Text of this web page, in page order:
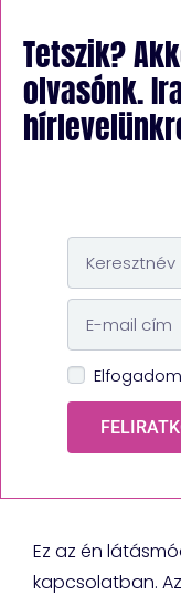
Tetszik?
olvasónk.
Ez az én
kapcsolatban.